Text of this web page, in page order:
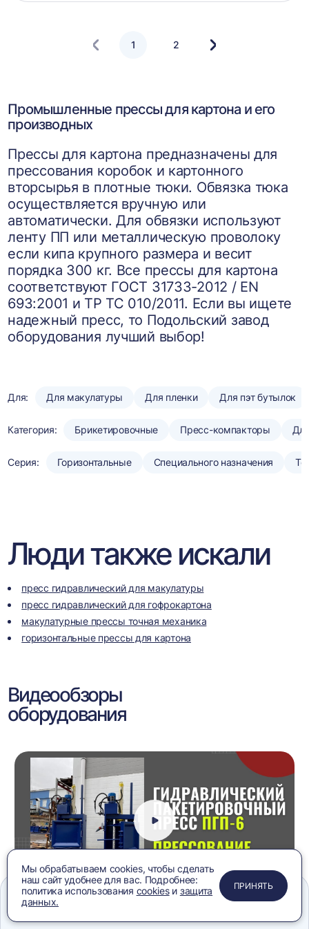
1 2
Следующая
Промышленные прессы для картона и его
производных
Прессы для картона предназначены для
прессования коробок и картонного
вторсырья в плотные тюки. Обвязка тюка
осуществляется вручную или
автоматически. Для обвязки используют
ленту ПП или металлическую проволоку
если кипа крупного размера и весит
порядка 300 кг. Все прессы для картона
соответствуют ГОСТ 31733-2012 / EN
693:2001 и ТР ТС 010/2011. Если вы ищете
надежный пресс, то Подольский завод
оборудования лучший выбор!
Для: Для макулатуры Для пленки Для пэт бутылок
Категория: Брикетировочные Пресс-компакторы
Серия: Горизонтальные Специального назначения
Люди также искали
пресс гидравлический для макулатуры
пресс гидравлический для гофрокартона
макулатурные прессы точная механика
горизонтальные прессы для картона
Видеообзоры
оборудования
Пресс гидравлический вертикальный ПГП-6 на
картоне, видеообзор
ПРИМЕНИТЬ
ЗАКРЫТЬ
ЗАКРЫТЬ
ЗАКРЫТЬ
Мы обрабатываем cookies, чтобы сделать
наш сайт удобнее для вас. Подробнее:
политика использования cookiesи защита
данных.
ПРИНЯТЬ